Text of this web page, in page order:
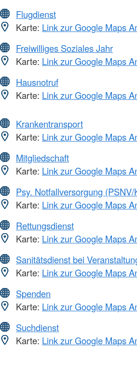
Flugdienst
Karte: Link zur Google Maps
Freiwilliges Soziales Jahr
Karte: Link zur Google Maps
Hausnotruf
Karte: Link zur Google Maps
Krankentransport
Karte: Link zur Google Maps
Mitgliedschaft
Karte: Link zur Google Maps
Psy. Notfallversorgung (PSNV/
Karte: Link zur Google Maps
Rettungsdienst
Karte: Link zur Google Maps
Sanitätsdienst bei
Karte: Link zur Google Maps
Spenden
Karte: Link zur Google Maps
Suchdienst
Karte: Link zur Google Maps